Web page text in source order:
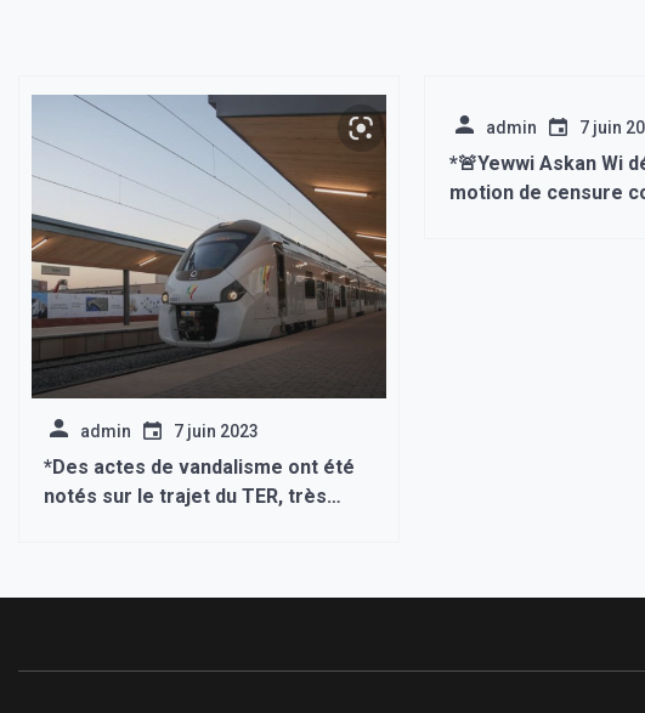
admin 7 juin 2023
*Des actes de vandalisme ont été
notés sur le trajet du TER, très
admin 7 juin
*🚨Yewwi Askan Wi
motion de censure